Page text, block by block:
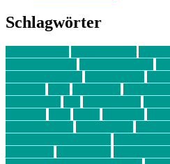
Schlagwörter